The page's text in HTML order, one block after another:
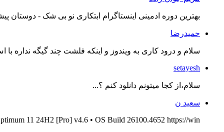
بهترین دوره ادمینی اینستاگرام ابتکاری نو بی شک - دوستان
حمیدرضا
سلام و درود کاری به ویندوز و اینکه فلشت چند گیگه نداره با
setayesh
سلام،از کجا میتونم دانلود کنم ؟...
سعید ن
11 24H2 [Pro] v4.6 • OS Build 26100.4652 https://win...